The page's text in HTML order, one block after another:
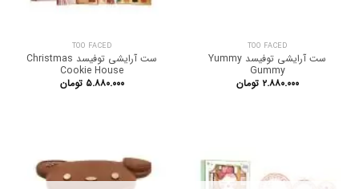
TOO FACED
ست آرایشی توفیسد Yummy
Gummy
۲.۸۸۰.۰۰۰ تومان
TOO FACED
ست آرایشی توفیسد Christmas
Cookie House
۵.۸۸۰.۰۰۰ تومان